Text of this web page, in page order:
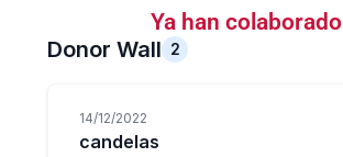
Ya han colaborado